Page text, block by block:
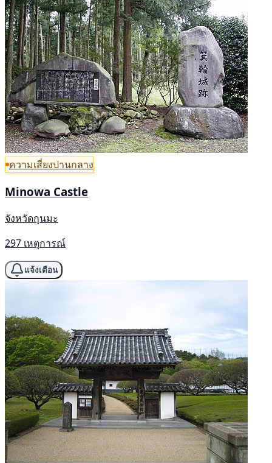
ความเสี่ยงปานกลาง
Minowa Castle
จังหวัดกุนมะ
297 เหตุการณ์
แจ้งเตือน